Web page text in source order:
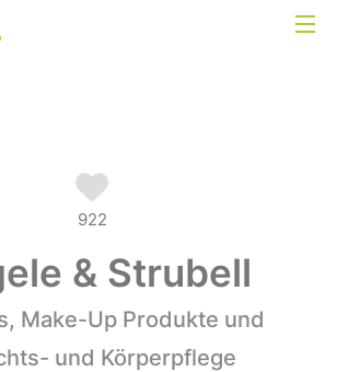
922
& Strubell
Make-Up Produkte und
und Körperpflege